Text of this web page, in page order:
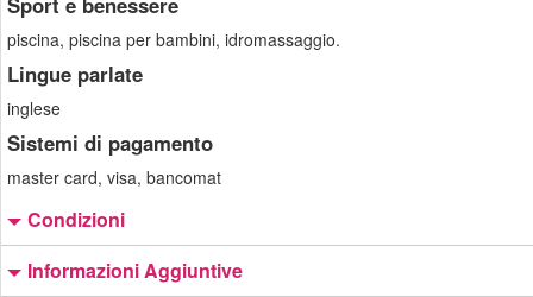
piscina, piscina per bambini, idromassaggio.
Lingue parlate
inglese
Sistemi di pagamento
master card, visa, bancomat
Condizioni
Informazioni Aggiuntive